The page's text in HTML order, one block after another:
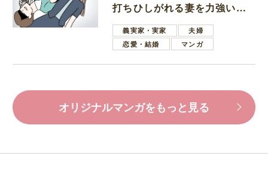
打ちひしがれる妻を力強い言
葉で励ます夫
義実家・実家
夫婦
恋愛・結婚
マンガ
オリジナルマンガをもっと見る